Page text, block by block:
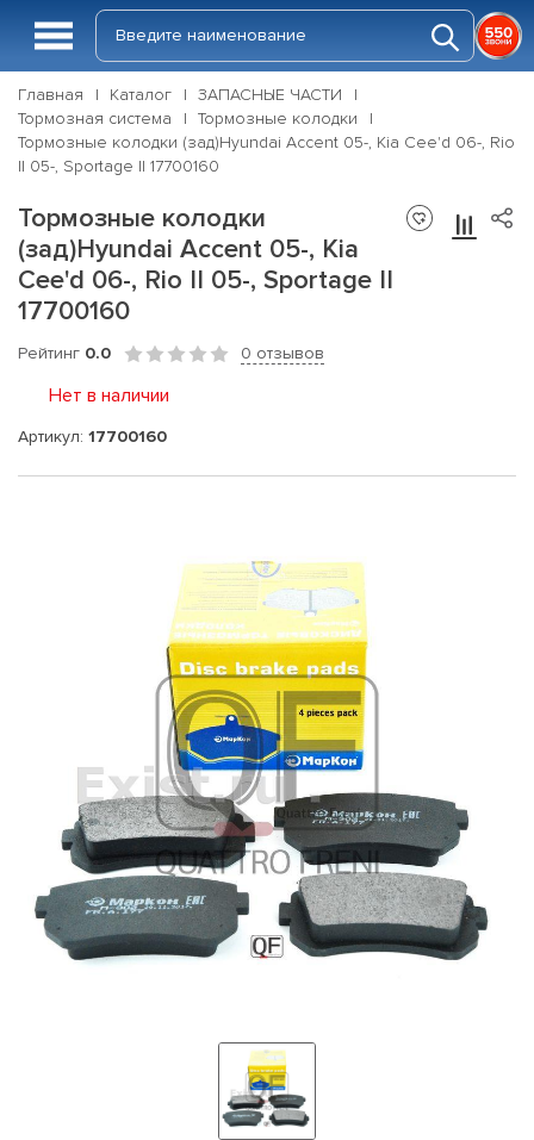
Главная Каталог
ЗАПАСНЫЕ ЧАСТИ
Тормозная система
Тормозные колодки
Тормозные колодки (зад)Hyundai Accent 05-, Kia Cee'd 06-, Rio
II 05-, Sportage II 17700160
Тормозные колодки
(зад)Hyundai Accent 05-, Kia
Cee'd 06-, Rio II 05-, Sportage II
17700160
Рейтинг 0.0 0 отзывов
Нет в наличии
Артикул: 17700160